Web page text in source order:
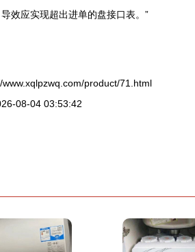
效应实现超出进单的盘接口表。”
product/71.html
08-04 03:53:42